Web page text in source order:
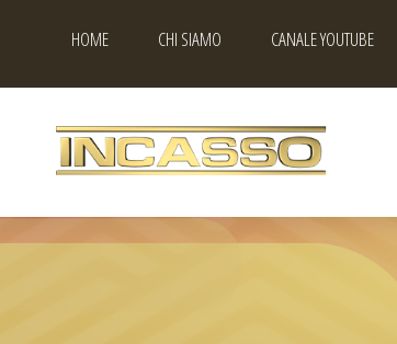
HOME CHI SIAMO CANALE YOUTUBE